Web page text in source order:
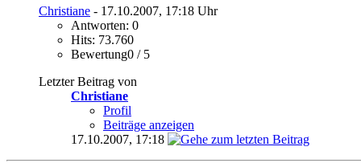
Christiane - 17.10.2007, 17:18 Uhr
Antworten: 0
Hits: 73.760
Bewertung0 / 5
Letzter Beitrag von
Christiane
Profil
Beiträge anzeigen
17.10.2007, 17:18